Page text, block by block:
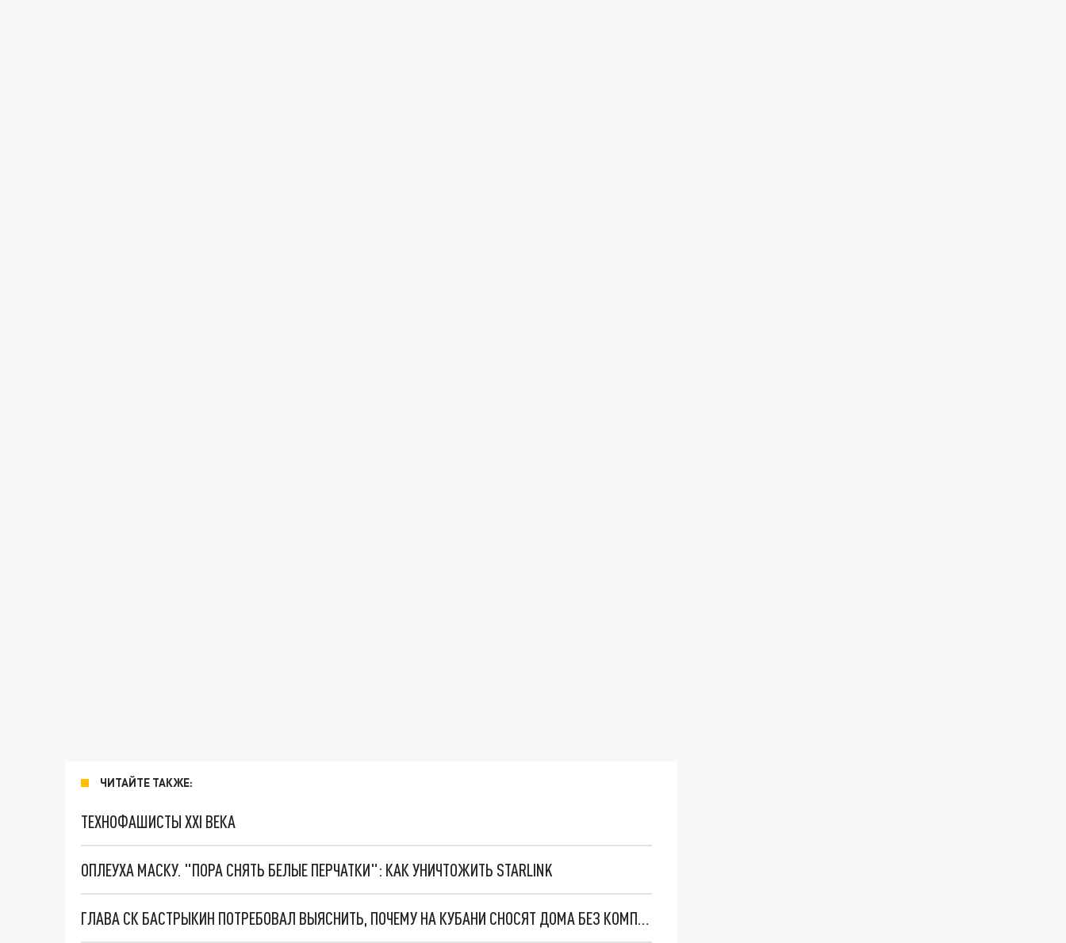
ЧИТАЙТЕ ТАКЖЕ:
ТЕХНОФАШИСТЫ XXI ВЕКА
ОПЛЕУХА МАСКУ. "ПОРА СНЯТЬ БЕЛЫЕ ПЕРЧАТКИ": КАК УНИЧТОЖИТЬ STARLINK
ГЛАВА СК БАСТРЫКИН ПОТРЕБОВАЛ ВЫЯСНИТЬ, ПОЧЕМУ НА КУБАНИ СНОСЯТ ДОМА БЕЗ КОМПЕНСАЦИЙ